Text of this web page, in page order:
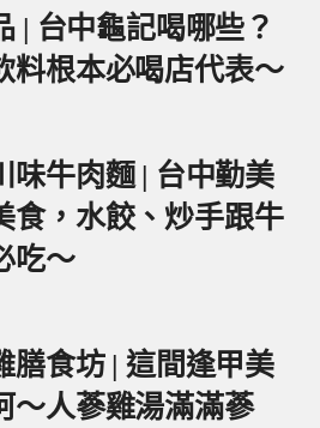
| 台中龜記喝哪些？
料根本必喝店代表～
味牛肉麵 | 台中勤美
食，水餃、炒手跟牛
吃～
膳食坊 | 這間逢甲美
～人蔘雞湯滿滿蔘